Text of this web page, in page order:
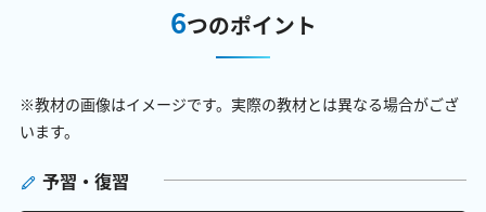
6つのポイント
※教材の画像はイメージです。実際の教材とは異なる場合がござ
います。
予習・復習